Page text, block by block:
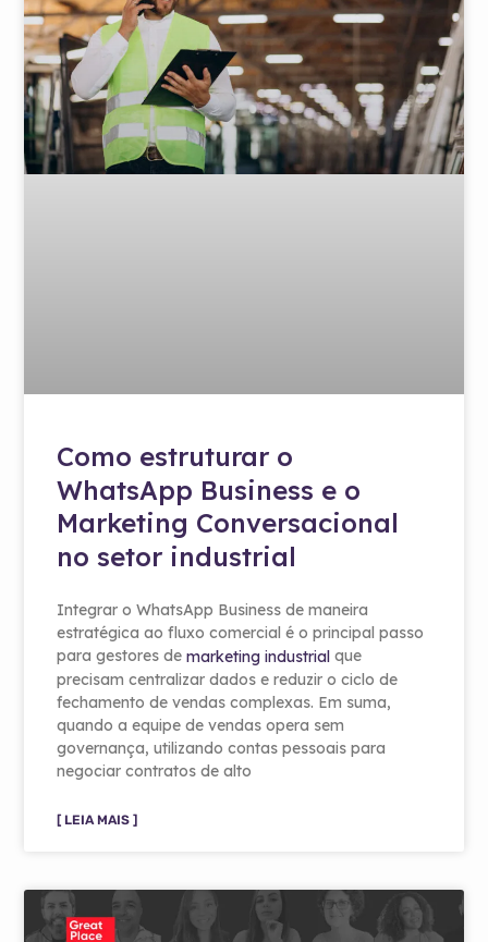
Como estruturar o
WhatsApp Business e o
Marketing Conversacional
no setor industrial
Integrar o WhatsApp Business de maneira
estratégica ao fluxo comercial é o principal passo
para gestores demarketing industrial que
precisam centralizar dados e reduzir o ciclo de
fechamento de vendas complexas. Em suma,
quando a equipe de vendas opera sem
governança, utilizando contas pessoais para
negociar contratos de alto
[ LEIA MAIS ]